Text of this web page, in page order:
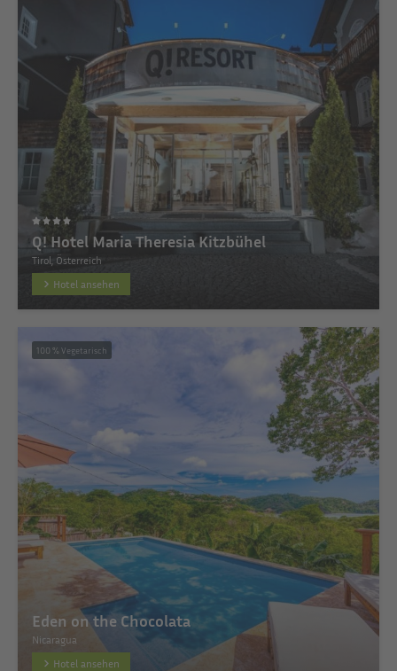
Q! Hotel Maria Theresia Kitzbühel
Tirol, Österreich
Hotel ansehen
100 % Vegetarisch
Eden on the Chocolata
Nicaragua
Hotel ansehen